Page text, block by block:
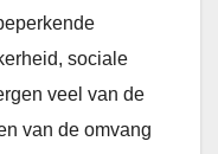
sociale
veel van de
van de omvang